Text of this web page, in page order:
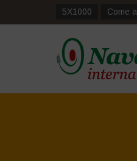
5X1000 Come